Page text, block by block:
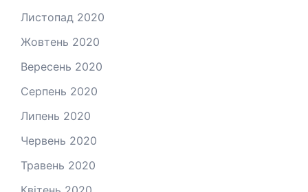
Листопад 2020
Жовтень 2020
Вересень 2020
Серпень 2020
Липень 2020
Червень 2020
Травень 2020